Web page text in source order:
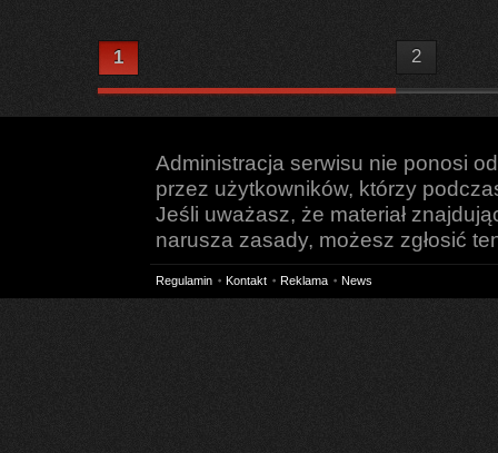
1 2
Administracja serwisu nie ponosi
przez użytkowników, którzy
Jeśli uważasz, że materiał
narusza zasady, możesz zgłosić
Regulamin Kontakt Reklama News